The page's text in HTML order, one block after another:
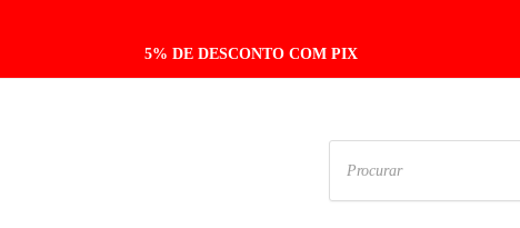
5% DE DESCONTO COM PIX